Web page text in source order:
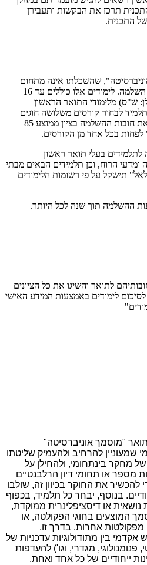
תרכז את הבקשות ותעבירן
התכנית.
שהשכלתו אינה מתחום
האמנויות, יתקבל ללימודי השלמה. לימודים אלו כוללים עד 16
ש"ס) מלימודי התואר הראשון
לבחור קורסים משלושה חוגים
בפקולטה לפחות, לסיים את חובות ההשלמה בציון ממוצע 85
לפחות בכל אחד מן הקורסים.
לתלמידים בעלי תואר ראשון
הרוח, וכן תלמידים הבאים מבתי
תישקל על פי רשומות הלימודים
ההשלמה תוך שנה לכל היותר.
לתואר והשיגו את כל הציונים
לימודים באמצעות המידע האישי
"מוסמך אוניברסיטה"
שמעוניין להרחיב ולהעמיק שליטתו
של מחקר בינתחומי, ולהחילן על
מספר או תחומי דיון הרלבנטיים
את החוקר בכיוון זה, שולבו
בנוסף, יבחר כל תלמיד, בכפוף
או דיסציפלינרית ממוקדת,
המוצעים בחוגי הפקולטה, או
אחרות. בדרך זו,
בין מתודולוגיות עדכניות של
פנומנולוגי, מגדרי, וגו') להעדפות
ייחודיים של כל אחד ואחת.